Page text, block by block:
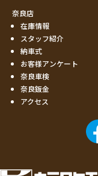
奈良店
在庫情報
スタッフ紹介
納車式
お客様アンケート
奈良車検
奈良鈑金
アクセス